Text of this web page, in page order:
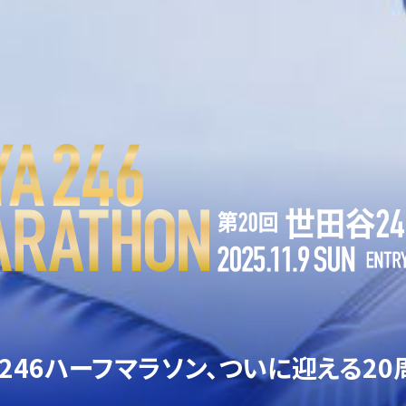
ハーフマラソン、ついに迎える20